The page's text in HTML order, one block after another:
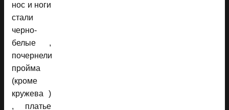
нос и ноги
стали
черно-
белые ,
почернели
пройма
(кроме
кружева )
, платье